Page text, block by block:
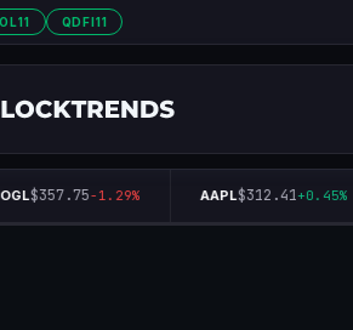
QDFI11
$357.75-1.29% AAPL$312.41+0.45%